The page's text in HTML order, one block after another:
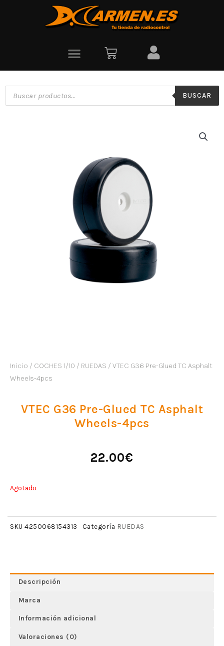
BUSCAR
Inicio / COCHES 1/10 / RUEDAS / VTEC G36 Pre-Glued TC Asphalt
Wheels-4pcs
VTEC G36 Pre-Glued TC Asphalt
Wheels-4pcs
22.00€
Agotado
SKU 4250068154313 Categoría RUEDAS
Descripción
Marca
Información adicional
Valoraciones (0)